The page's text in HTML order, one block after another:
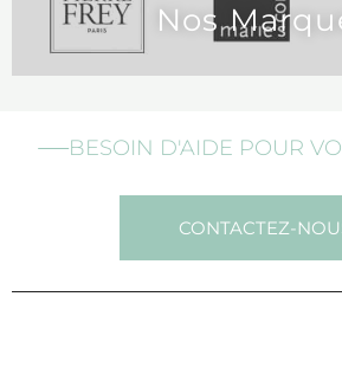
Nos
BESOIN D'AIDE POUR
CONTACTEZ-